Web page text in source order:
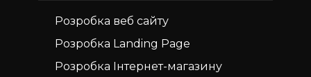
Розробка веб сайту
Розробка Landing Page
Розробка Інтернет-магазину